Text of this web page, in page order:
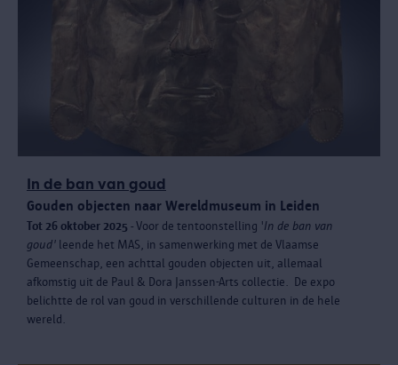
In de ban van goud
Gouden objecten naar Wereldmuseum in Leiden
Tot 26 oktober 2025 - Voor de tentoonstelling 'In de ban van
goud' leende het MAS, in samenwerking met de Vlaamse
Gemeenschap, een achttal gouden objecten uit, allemaal
afkomstig uit de Paul & Dora Janssen-Arts collectie. De expo
belichtte de rol van goud in verschillende culturen in de hele
wereld.